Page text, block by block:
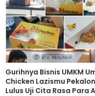
Gurihnya Bisnis UMKM
Chicken Lazismu
Lulus Uji Cita Rasa Para